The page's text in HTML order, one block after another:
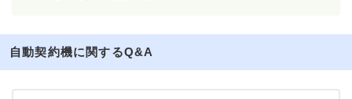
自動契約機に関するQ&A